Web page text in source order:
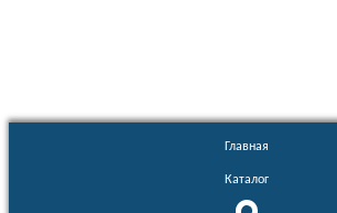
Главная
Каталог